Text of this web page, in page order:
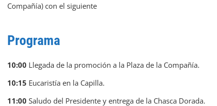
Compañía) con el siguiente
Programa
10:00 Llegada de la promoción a la Plaza de la Compañía.
10:15 Eucaristía en la Capilla.
11:00 Saludo del Presidente y entrega de la Chasca Dorada.